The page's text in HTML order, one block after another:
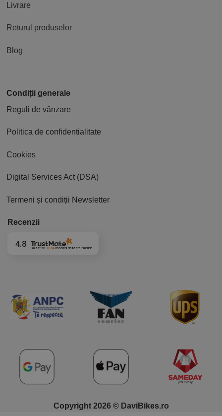
Livrare
Returul produselor
Blog
Condiții generale
Reguli de vânzare
Politica de confidentialitate
Cookies
Digital Services Act (DSA)
Termeni și condiții Newsletter
Recenzii
4.8 Bazat pe 3854 recenziidin toate timpurile
Copyright 2026 © DaviBikes.ro